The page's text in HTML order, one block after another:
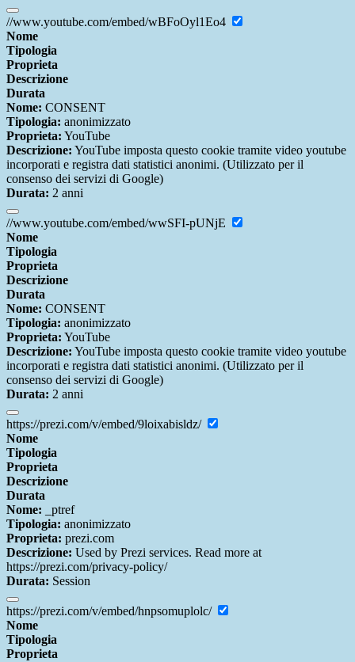
//www.youtube.com/embed/wBFoOyl1Eo4
Nome
Tipologia
Proprieta
Descrizione
Durata
Nome: CONSENT
Tipologia: anonimizzato
Proprieta: YouTube
Descrizione: YouTube imposta questo cookie tramite video youtube
incorporati e registra dati statistici anonimi. (Utilizzato per il
consenso dei servizi di Google)
Durata: 2 anni
//www.youtube.com/embed/wwSFI-pUNjE
Nome
Tipologia
Proprieta
Descrizione
Durata
Nome: CONSENT
Tipologia: anonimizzato
Proprieta: YouTube
Descrizione: YouTube imposta questo cookie tramite video youtube
incorporati e registra dati statistici anonimi. (Utilizzato per il
consenso dei servizi di Google)
Durata: 2 anni
https://prezi.com/v/embed/9loixabisldz/
Nome
Tipologia
Proprieta
Descrizione
Durata
Nome: _ptref
Tipologia: anonimizzato
Proprieta: prezi.com
Descrizione: Used by Prezi services. Read more at
https://prezi.com/privacy-policy/
Durata: Session
https://prezi.com/v/embed/hnpsomuplolc/
Nome
Tipologia
Proprieta